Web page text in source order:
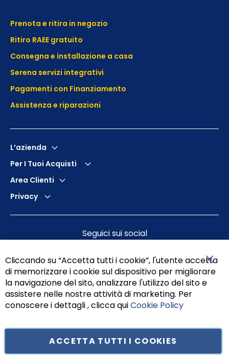
Prenota e ritira in negozio
Ritiro RAEE gratuito
Consegna e installazione a casa
Serena servizi integrativi
Pagamenti con Finanziamento
Assistenza e riparazioni
L’azienda
Per I Tuoi Acquisti
Area Clienti
Privacy
Seguici sui social
Cliccando su “Accetta tutti i cookie”, l'utente accetta
di memorizzare i cookie sul dispositivo per migliorare
la navigazione del sito, analizzare l'utilizzo del sito e
assistere nelle nostre attività di marketing. Per
conoscere i dettagli , clicca quiCookie Policy
ACCETTA TUTTI I COOKIES